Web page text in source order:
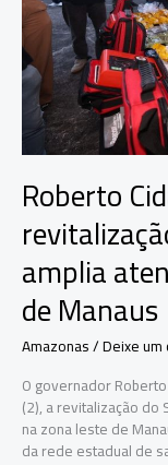
Roberto
amplia
de Manaus
Amazonas/Deixe
O governador
(2), a revitalização do
na zona leste de
da rede estadual de